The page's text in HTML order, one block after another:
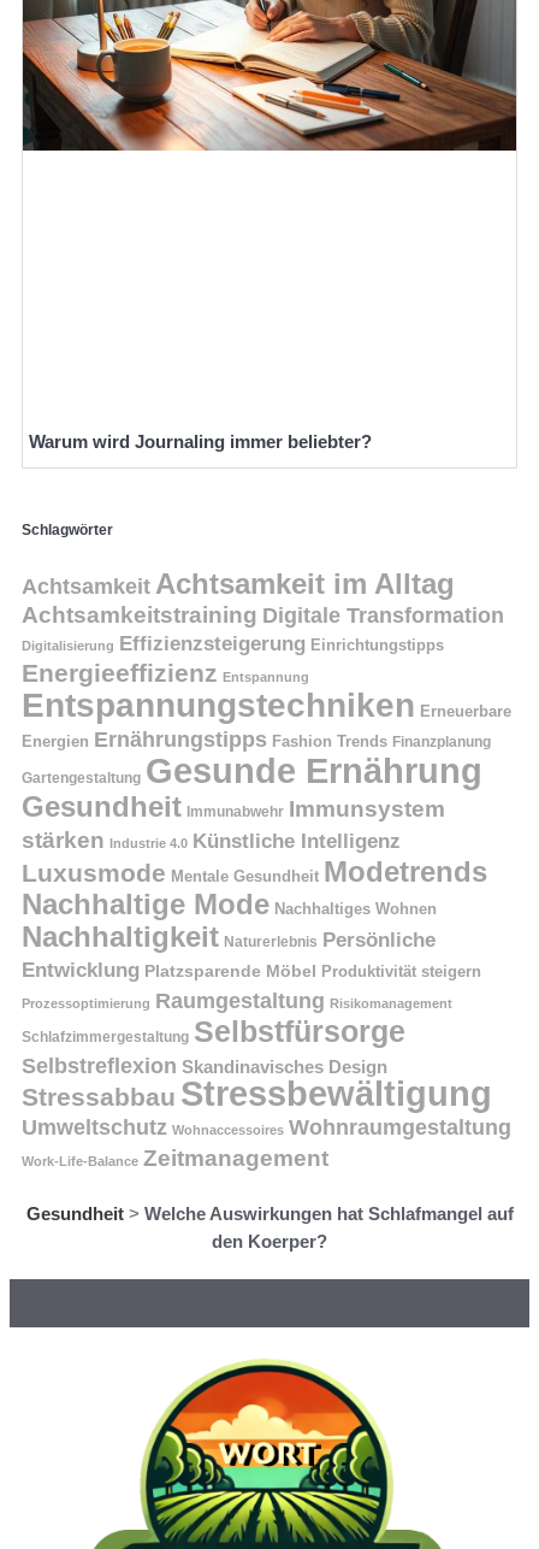
Warum wird Journaling immer beliebter?
Schlagwörter
Achtsamkeit Achtsamkeit im Alltag
Achtsamkeitstraining Digitale Transformation
Digitalisierung Effizienzsteigerung Einrichtungstipps
Energieeffizienz Entspannung
Entspannungstechniken Erneuerbare
Energien Ernährungstipps Fashion Trends Finanzplanung
Gartengestaltung Gesunde Ernährung
Gesundheit Immunabwehr Immunsystem
stärken Industrie 4.0 Künstliche Intelligenz
Luxusmode Mentale Gesundheit Modetrends
Nachhaltige Mode Nachhaltiges Wohnen
Nachhaltigkeit Naturerlebnis Persönliche
Entwicklung Platzsparende Möbel Produktivität steigern
Prozessoptimierung Raumgestaltung Risikomanagement
Schlafzimmergestaltung Selbstfürsorge
Selbstreflexion Skandinavisches Design
Stressabbau Stressbewältigung
Umweltschutz Wohnaccessoires Wohnraumgestaltung
Work-Life-Balance Zeitmanagement
Gesundheit> Welche Auswirkungen hat Schlafmangel auf
den Koerper?